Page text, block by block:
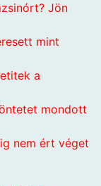
Jön
mint
a
mondott
nem ért véget